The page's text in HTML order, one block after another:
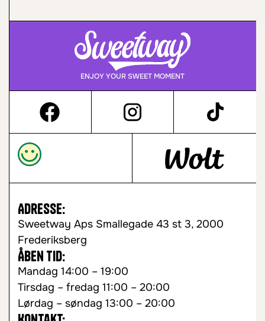
Adresse:
Sweetway Aps Smallegade 43 st 3, 2000
Frederiksberg
Åben tid:
Mandag 14:00 – 19:00
Tirsdag – fredag 11:00 – 20:00
Lørdag – søndag 13:00 – 20:00
ENJOY YOUR SWEET MOMENT